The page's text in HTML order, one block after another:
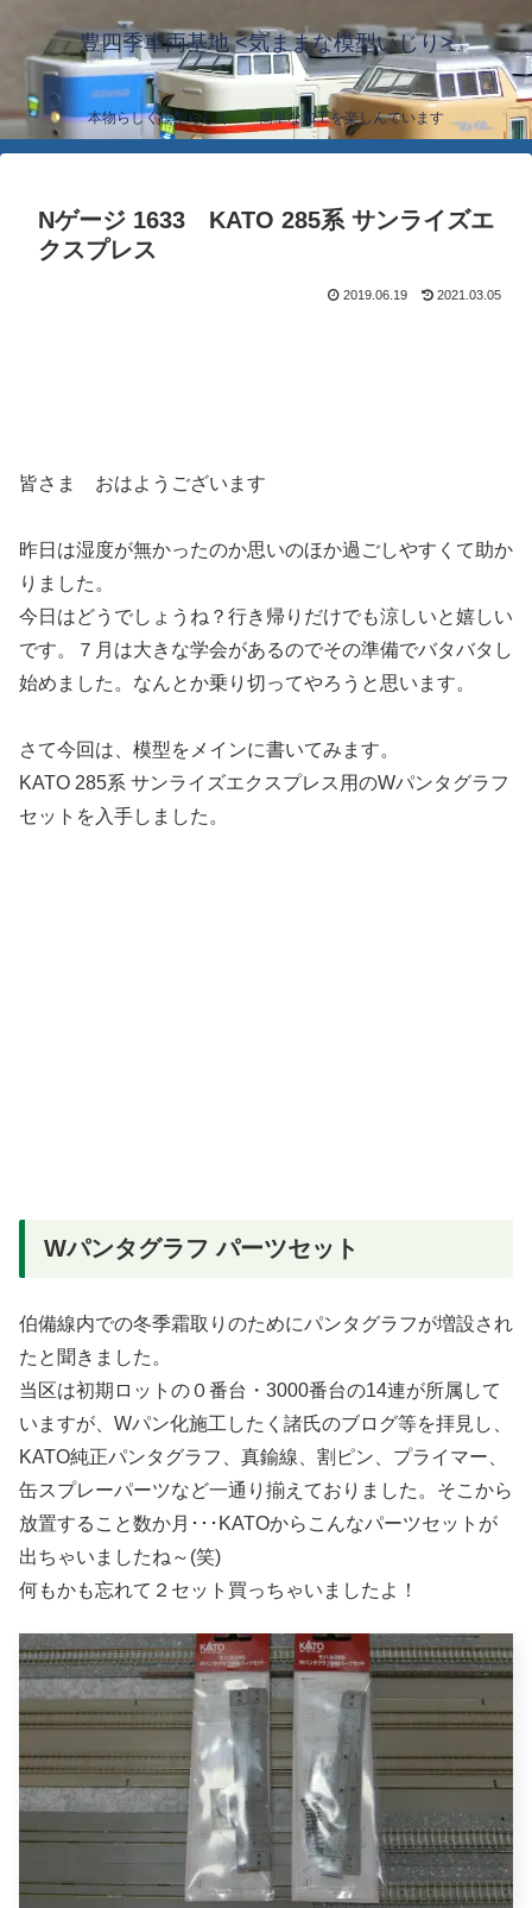
豊四季車両基地 <気ままな模型いじり>
本物らしく模型らしく… 簡単な加工を楽しんでいます
Nゲージ 1633 KATO 285系 サンライズエ
クスプレス
2019.06.19 2021.03.05
皆さま おはようございます
昨日は湿度が無かったのか思いのほか過ごしやすくて助か
りました。
今日はどうでしょうね？行き帰りだけでも涼しいと嬉しい
です。７月は大きな学会があるのでその準備でバタバタし
始めました。なんとか乗り切ってやろうと思います。
さて今回は、模型をメインに書いてみます。
KATO 285系 サンライズエクスプレス用のWパンタグラフ
セットを入手しました。
Wパンタグラフ パーツセット
伯備線内での冬季霜取りのためにパンタグラフが増設され
たと聞きました。
当区は初期ロットの０番台・3000番台の14連が所属して
いますが、Wパン化施工したく諸氏のブログ等を拝見し、
KATO純正パンタグラフ、真鍮線、割ピン、プライマー、
缶スプレーパーツなど一通り揃えておりました。そこから
放置すること数か月･･･KATOからこんなパーツセットが
出ちゃいましたね～(笑)
何もかも忘れて２セット買っちゃいましたよ！